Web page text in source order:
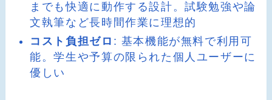
までも快適に動作する設計。試験勉強や論
文執筆など長時間作業に理想的
コスト負担ゼロ : 基本機能が無料で利用可
能。学生や予算の限られた個人ユーザーに
優しい